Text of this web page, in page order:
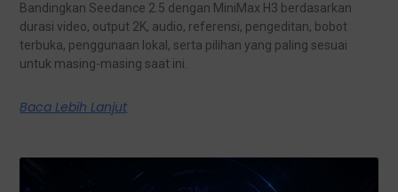
Bandingkan Seedance 2.5 dengan MiniMax H3 berdasarkan
durasi video, output 2K, audio, referensi, pengeditan, bobot
terbuka, penggunaan lokal, serta pilihan yang paling sesuai
untuk masing-masing saat ini.
Baca Lebih Lanjut